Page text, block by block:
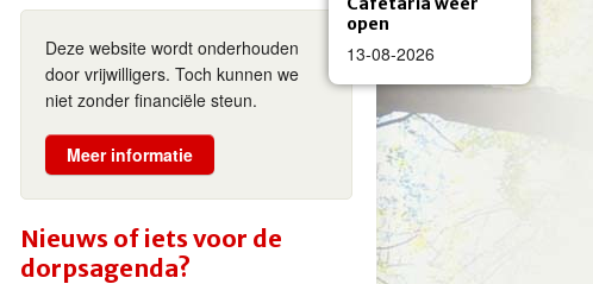
open
13-08-2026
Deze website wordt onderhouden
door vrijwilligers. Toch kunnen we
niet zonder financiële steun.
Meer informatie
Nieuws of iets voor de
dorpsagenda?